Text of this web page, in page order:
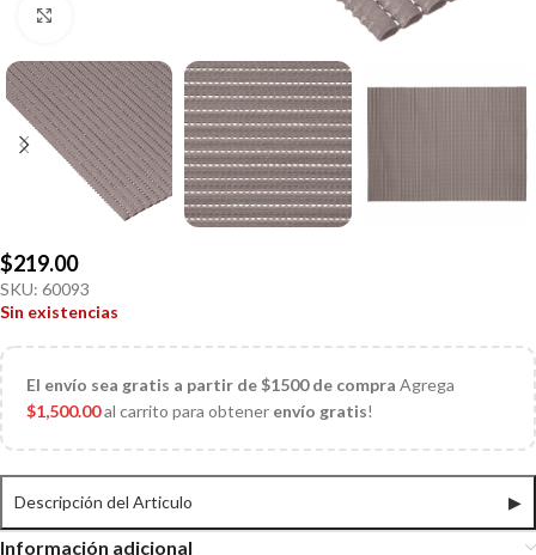
$219.00
SKU: 60093
Sin existencias
El envío sea gratis a partir de $1500 de compra Agrega
$1,500.00al carrito para obtener envío gratis!
Descripción del Articulo ▶
Información adicional